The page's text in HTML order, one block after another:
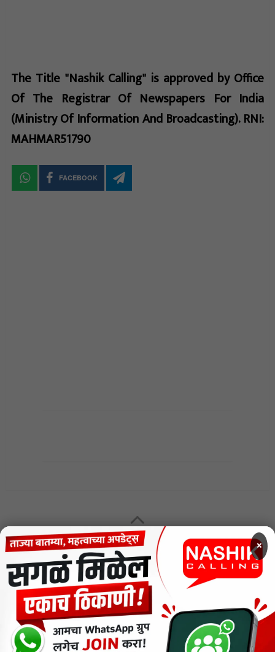
The Title "Nashik Calling" is approved by Office
Of The Registrar Of Newspapers For India
(Ministry Of Information And Broadcasting). RNI:
MAHMAR51790
FACEBOOK
MENU
CODE OF ETHICS FOR DIGITAL NEWS WEBSITES
Contact Us
Privacy Policy
×